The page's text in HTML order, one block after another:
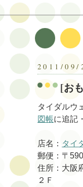
2011/09/
[お
タイダルウ
図帳に追記
店名： タイ
郵便：〒
住所：大阪
２Ｆ